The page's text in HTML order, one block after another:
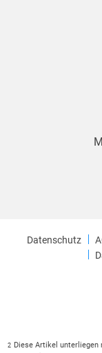
Datenschutz
2
Diese Artikel unterliegen